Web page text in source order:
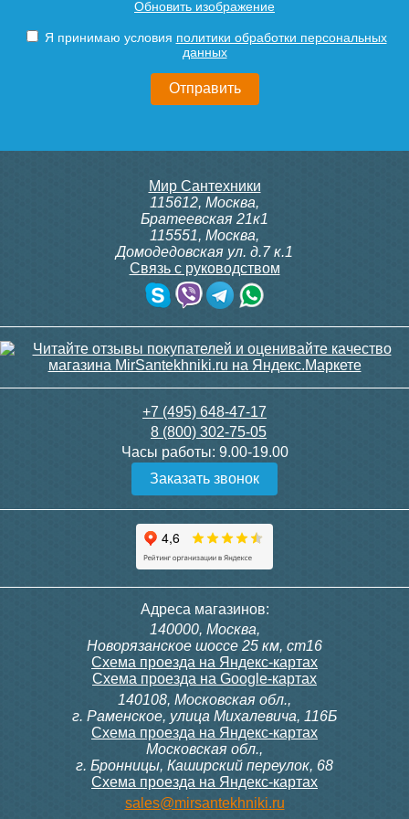
Подробнее
82 742
itermic Конвектор
внутрипольный
ITTBZ.190.400.3900
itermic Конвектор
внутрипольный
itermic Конвектор
itermic Конвектор
внутрипольный
310.2/MM, 230В (врезной)
9 300
Siemens IRA 211
Клапан радиаторный
1/2"
3 150
Подробнее
Клапан радиаторный
Siemens VDN 115, прямой
1/2"
Подробнее
100T, 230В (накладной,
расписание, упр.с пульта)
28 000
300, 230В (врезной - квадр.
коробка)
9 700
Обновить изображение
Я принимаю условия политики обработки персональных
данных
Мир Сантехники
115612, Москва,
Братеевская 21к1
115551, Москва,
Домодедовская ул. д.7 к.1
Связь с руководством
+7 (495) 648-47-17
8 (800) 302-75-05
Часы работы: 9.00-19.00
Заказать звонок
Адреса магазинов:
140000, Москва,
Новорязанское шоссе 25 км, ст16
Схема проезда на Яндекс-картах
Схема проезда на Google-картах
140108, Московская обл.,
г. Раменское, улица Михалевича, 116Б
Схема проезда на Яндекс-картах
Московская обл.,
г. Бронницы, Каширский переулок, 68
Схема проезда на Яндекс-картах
sales@mirsantekhniki.ru